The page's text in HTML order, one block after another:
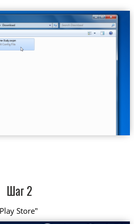
Italy.ovpn
Шаг 2
Store"